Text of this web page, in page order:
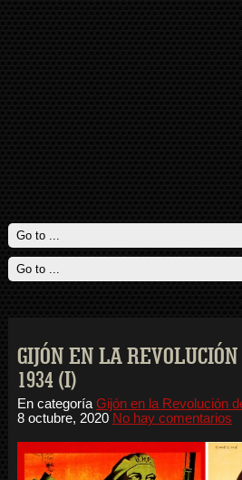
GIJÓN EN LA
1934 (I)
En categoría Gijón en la Revolución
8 octubre, 2020 No hay comentarios